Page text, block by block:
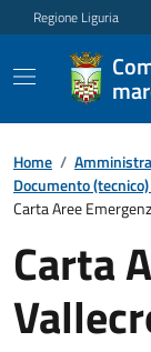
Regione Liguria
Home /
Documento
Carta Aree
Carta